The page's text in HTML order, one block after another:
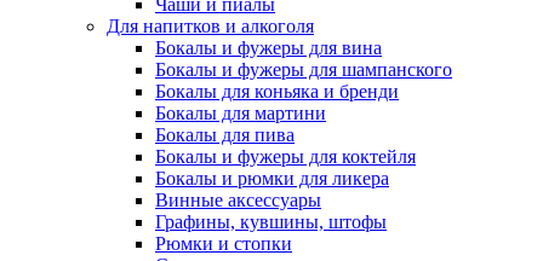
Чаши и пиалы
Для напитков и алкоголя
Бокалы и фужеры для вина
Бокалы и фужеры для шампанского
Бокалы для коньяка и бренди
Бокалы для мартини
Бокалы для пива
Бокалы и фужеры для коктейля
Бокалы и рюмки для ликера
Винные аксессуары
Графины, кувшины, штофы
Рюмки и стопки